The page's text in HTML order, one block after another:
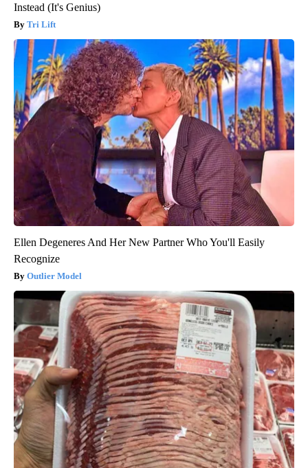
Instead (It's Genius)
Tri Lift
Ellen Degeneres And Her New Partner Who You'll Easily
Recognize
Outlier Model